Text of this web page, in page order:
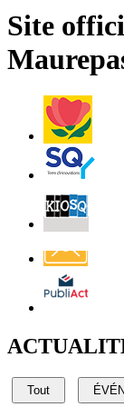
Site
Villes
et
Villages
Fleuris
Saint-
Quentin
Billetterie
Affichage
légal
Tout